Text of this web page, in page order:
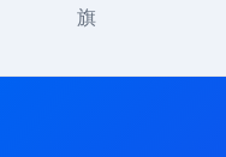
旗